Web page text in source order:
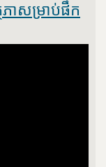
ភាសម្រាប់ផឹក